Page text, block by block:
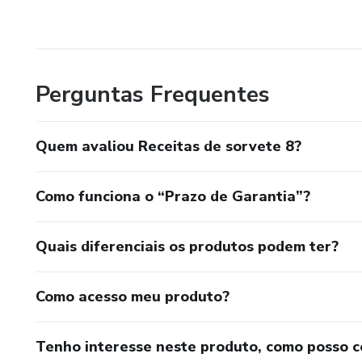
Perguntas Frequentes
Quem avaliou Receitas de sorvete 8?
Como funciona o “Prazo de Garantia”?
Quais diferenciais os produtos podem ter?
Como acesso meu produto?
Tenho interesse neste produto, como posso